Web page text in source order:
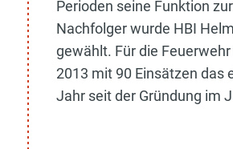
Perioden seine Funktion
Nachfolger wurde HBI
gewählt. Für die
2013 mit 90 Einsätzen das
Jahr seit der Gründung im